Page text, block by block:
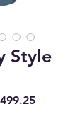
Style
Sale-